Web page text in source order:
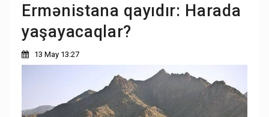
Ermənistana qayıdır: Harada
yaşayacaqlar?
13 May 13:27